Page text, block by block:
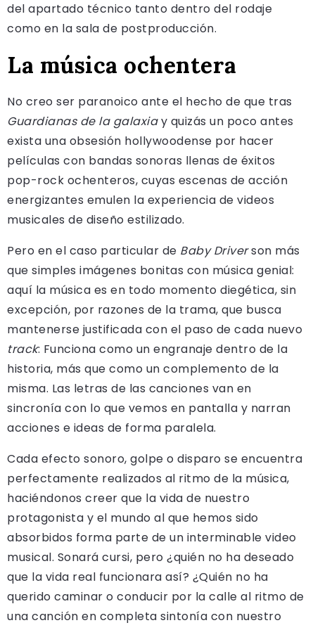
del apartado técnico tanto dentro del rodaje
como en la sala de postproducción.
La música ochentera
No creo ser paranoico ante el hecho de que tras
Guardianas de la galaxiay quizás un poco antes
exista una obsesión hollywoodense por hacer
películas con bandas sonoras llenas de éxitos
pop-rock ochenteros, cuyas escenas de acción
energizantes emulen la experiencia de videos
musicales de diseño estilizado.
Pero en el caso particular de Baby Driverson más
que simples imágenes bonitas con música genial:
aquí la música es en todo momento diegética, sin
excepción, por razones de la trama, que busca
mantenerse justificada con el paso de cada nuevo
track: Funciona como un engranaje dentro de la
historia, más que como un complemento de la
misma. Las letras de las canciones van en
sincronía con lo que vemos en pantalla y narran
acciones e ideas de forma paralela.
Cada efecto sonoro, golpe o disparo se encuentra
perfectamente realizados al ritmo de la música,
haciéndonos creer que la vida de nuestro
protagonista y el mundo al que hemos sido
absorbidos forma parte de un interminable video
musical. Sonará cursi, pero ¿quién no ha deseado
que la vida real funcionara así? ¿Quién no ha
querido caminar o conducir por la calle al ritmo de
una canción en completa sintonía con nuestro